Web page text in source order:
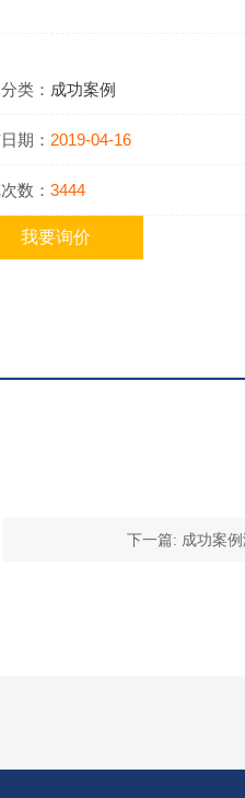
类： 成功案例
期： 2019-04-16
数： 3444
我要询价
下一篇: 成功案